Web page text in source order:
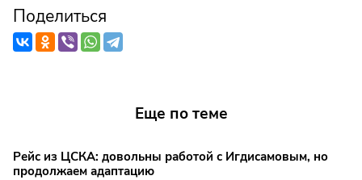
Поделиться
Еще по теме
Рейс из ЦСКА: довольны работой с Игдисамовым, но
продолжаем адаптацию